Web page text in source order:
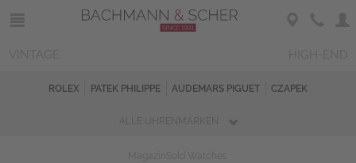
ROLEX PATEK PHILIPPE AUDEMARS PIGUET CZAPEK